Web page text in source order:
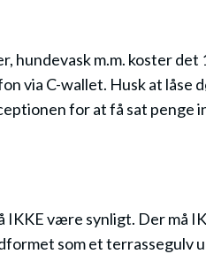
hundevask m.m. koster
C-wallet. Husk at låse
for at få sat penge
være synligt. Der må
som et terrassegulv